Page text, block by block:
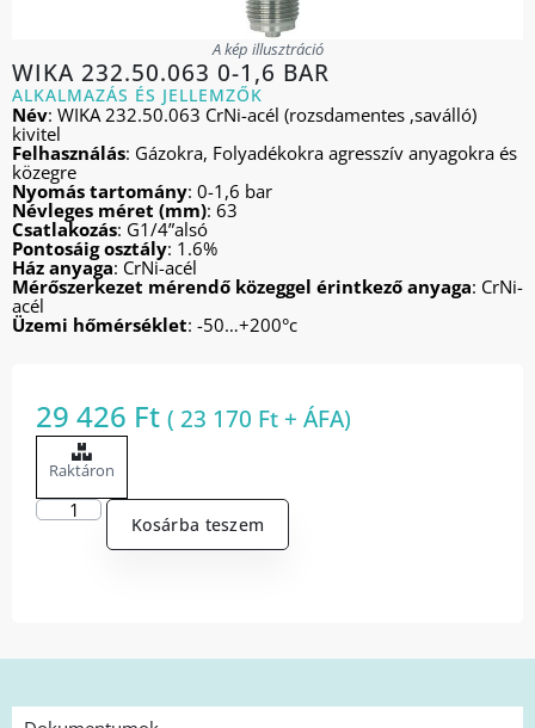
A kép illusztráció
WIKA 232.50.063 0-1,6 BAR
ALKALMAZÁS ÉS JELLEMZŐK
Név: WIKA 232.50.063 CrNi-acél (rozsdamentes ,saválló)
kivitel
Felhasználás: Gázokra, Folyadékokra agresszív anyagokra és
közegre
Nyomás tartomány: 0-1,6 bar
Névleges méret (mm): 63
Csatlakozás: G1/4”alsó
Pontosáig osztály: 1.6%
Ház anyaga: CrNi-acél
Mérőszerkezet mérendő közeggel érintkező anyaga: CrNi-
acél
Üzemi hőmérséklet: -50…+200°c
29 426 Ft ( 23 170 Ft + ÁFA)
Raktáron
Kosárba teszem